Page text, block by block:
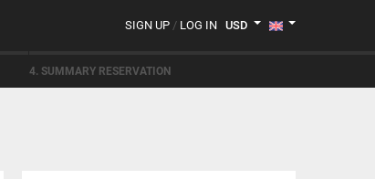
SIGN UP / LOG IN USD
4. SUMMARY RESERVATION